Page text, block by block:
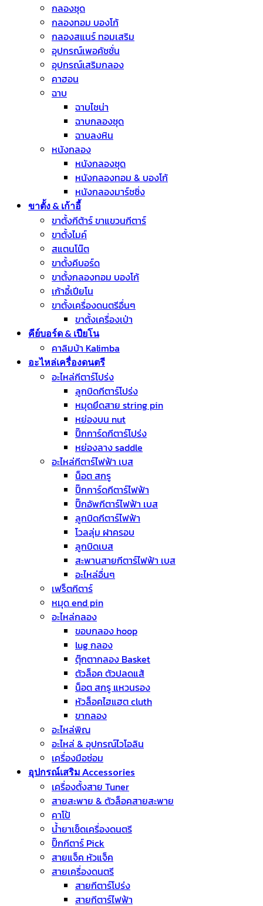
กลองชุด
กลองทอม บองโก้
กลองสแนร์ ทอมเสริม
อุปกรณ์เพอคัชชั่น
อุปกรณ์เสริมกลอง
คาฮอน
ฉาบ
ฉาบไชน่า
ฉาบกลองชุด
ฉาบลงหิน
หนังกลอง
หนังกลองชุด
หนังกลองทอม & บองโก้
หนังกลองมาร์ชชิ่ง
ขาตั้ง & เก้าอี้
ขาตั้งกีต้าร์ ขาแขวนกีตาร์
ขาตั้งไมค์
สแตนโน๊ต
ขาตั้งคีบอร์ด
ขาตั้งกลองทอม บองโก้
เก้าอี้เปียโน
ขาตั้งเครื่องดนตรีอื่นๆ
ขาตั้งเครื่องเป่า
คีย์บอร์ด & เปียโน
คาลิมบ้า Kalimba
อะไหล่เครื่องดนตรี
อะไหล่กีตาร์โปร่ง
ลูกบิดกีตาร์โปร่ง
หมุดยึดสาย string pin
หย่องบน nut
ปิ๊กการ์ดกีตาร์โปร่ง
หย่องลาง saddle
อะไหล่กีตาร์ไฟฟ้า เบส
น็อต สกรู
ปิ๊กการ์ดกีตาร์ไฟฟ้า
ปิ๊กอัพกีตาร์ไฟฟ้า เบส
ลูกบิดกีตาร์ไฟฟ้า
โวลลุ่ม ฝาครอบ
ลูกบิดเบส
สะพานสายกีตาร์ไฟฟ้า เบส
อะไหล่อื่นๆ
เฟร็ตกีตาร์
หมุด end pin
อะไหล่กลอง
ขอบกลอง hoop
lug กลอง
ตุ๊กตากลอง Basket
ตัวล็อค ตัวปลดแส้
น็อต สกรู แหวนรอง
หัวล็อคไฮแฮต cluth
ขากลอง
อะไหล่พิณ
อะไหล่ & อุปกรณ์ไวโอลิน
เครื่องมือซ่อม
อุปกรณ์เสริม Accessories
เครื่องตั้งสาย Tuner
สายสะพาย & ตัวล็อคสายสะพาย
คาโป้
น้ำยาเช็ดเครื่องดนตรี
ปิ๊กกีตาร์ Pick
สายแจ็ค หัวแจ็ค
สายเครื่องดนตรี
สายกีตาร์โปร่ง
สายกีตาร์ไฟฟ้า